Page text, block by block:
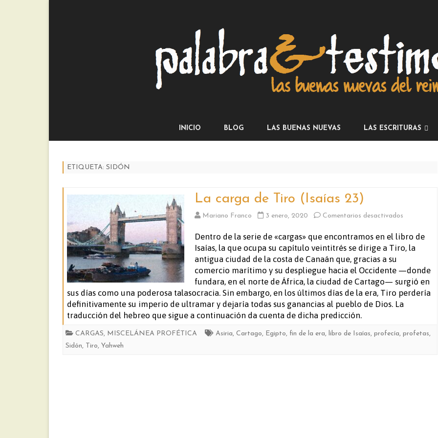
to
INICIO BLOG LAS BUENAS NUEVAS LAS ESCRITURAS
ETIQUETA: SIDÓN
La carga de Tiro (Isaías 23)
Mariano Franco 3 enero, 2020 Comentarios desactivados
carga
de
Tiro
Dentro de la serie de «cargas» que encontramos en el libro de
Isaías, la que ocupa su capítulo veintitrés se dirige a Tiro, la
antigua ciudad de la costa de Canaán que, gracias a su
comercio marítimo y su despliegue hacia el Occidente —donde
fundara, en el norte de África, la ciudad de Cartago— surgió en
sus días como una poderosa talasocracia. Sin embargo, en los últimos días de la era, Tiro perdería
definitivamente su imperio de ultramar y dejaría todas sus ganancias al pueblo de Dios. La
traducción del hebreo que sigue a continuación da cuenta de dicha predicción.
CARGAS, MISCELÁNEA PROFÉTICA Asiria, Cartago, Egipto, fin de la era, libro de Isaías, profecía, profetas,
Sidón, Tiro, Yahweh